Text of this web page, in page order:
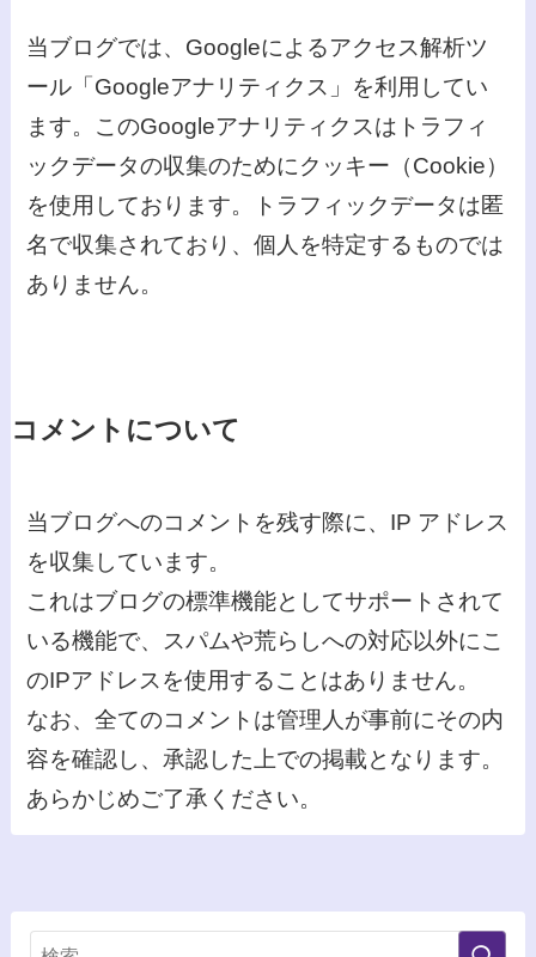
当ブログでは、Googleによるアクセス解析ツ
ール「Googleアナリティクス」を利用してい
ます。このGoogleアナリティクスはトラフィ
ックデータの収集のためにクッキー（Cookie）
を使用しております。トラフィックデータは匿
名で収集されており、個人を特定するものでは
ありません。
コメントについて
当ブログへのコメントを残す際に、IP アドレス
を収集しています。
これはブログの標準機能としてサポートされて
いる機能で、スパムや荒らしへの対応以外にこ
のIPアドレスを使用することはありません。
なお、全てのコメントは管理人が事前にその内
容を確認し、承認した上での掲載となります。
あらかじめご了承ください。